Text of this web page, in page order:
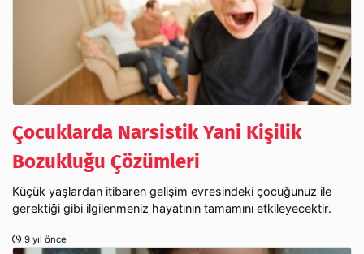
Çocuklarda Narsistik Yani Kişilik
Bozukluğu Çözümleri
Küçük yaşlardan itibaren gelişim evresindeki çocuğunuz ile
gerektiği gibi ilgilenmeniz hayatının tamamını etkileyecektir.
9 yıl önce